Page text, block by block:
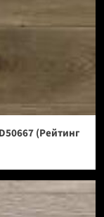
(Рейтинг